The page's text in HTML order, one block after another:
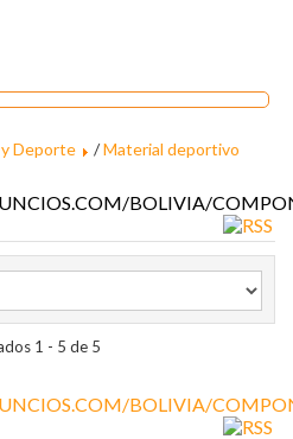
Deporte /Material deportivo
1 - 5 de 5